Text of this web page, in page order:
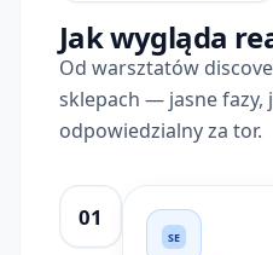
Jak wygląda
Od warsztatów
sklepach — jasne fazy,
odpowiedzialny za tor.
01
SE